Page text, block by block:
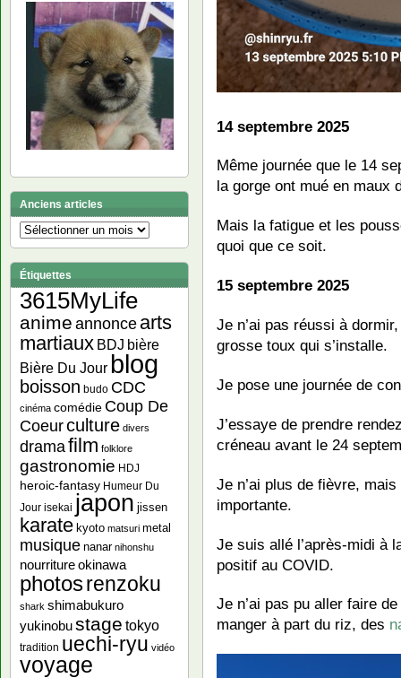
14 septembre 2025
Même journée que le 14
la gorge ont mué en maux
Mais la fatigue et les
quoi que ce soit.
15 septembre 2025
Je n’ai pas réussi à
grosse toux qui s’installe.
Je pose une journée de
J’essaye de prendre
créneau avant le 24
Je n’ai plus de fièvre,
importante.
Je suis allé l’après-midi à
positif au COVID.
Je n’ai pas pu aller faire
manger à part du riz, des
Anciens articles
Anciens
articles
Étiquettes
3615MyLife
anime annonce arts
martiaux BDJ bière
Bière Du Jour blog
boisson budo CDC
cinéma comédie Coup De
Coeurculture divers
dramafilm folklore
gastronomie HDJ
heroic-fantasy Humeur Du
Jour isekai japon jissen
karate kyoto matsuri metal
musique nanar nihonshu
nourritureokinawa
photosrenzoku
shark shimabukuro
yukinobustage tokyo
tradition uechi-ryu vidéo
voyage